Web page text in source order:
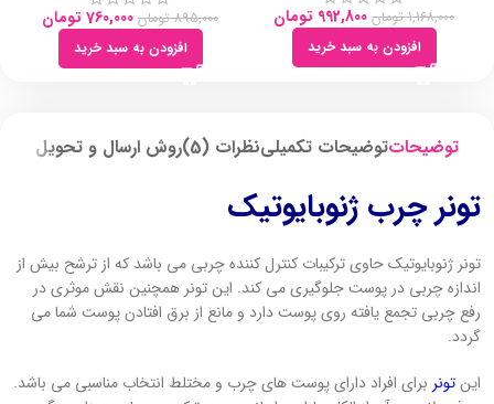
1,168,000 تومان 992,800 تومان
افزودن به سبد خرید
895,000 تومان 760,000 تومان
افزودن به سبد خرید
توضیحاتتوضیحات تکمیلینظرات (5) روش ارسال و تحویل
تونر چرب ژنوبایوتیک
تونر ژنوبایوتیک حاوی ترکیبات کنترل کننده چربی می باشد که از ترشح بیش از
اندازه چربی در پوست جلوگیری می کند. این تونر همچنین نقش موثری در
رفع چربی تجمع یافته روی پوست دارد و مانع از برق افتادن پوست شما می
گردد.
اینتونر برای افراد دارای پوست های چرب و مختلط انتخاب مناسبی می باشد.